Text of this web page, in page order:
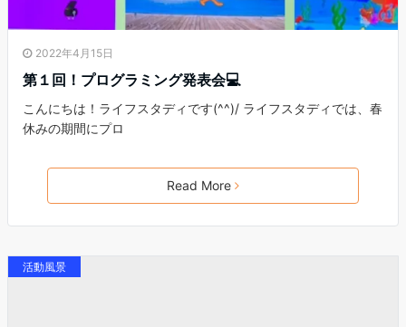
2022年4月15日
第１回！プログラミング発表会💻
こんにちは！ライフスタディです(^^)/ ライフスタディでは、春
休みの期間にプロ
Read More
活動風景